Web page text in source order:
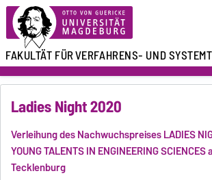
FAKULTÄT FÜRVERFAHRENS- UND
Ladies Night 2020
Verleihung des Nachwuchspreises LADIES
YOUNG TALENTS IN ENGINEERING
Tecklenburg